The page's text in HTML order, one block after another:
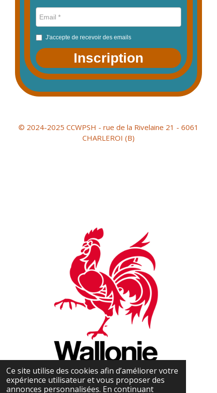
Ce site utilise des cookies afin d’améliorer votre
expérience utilisateur et vous proposer des
annonces personnalisées. En continuant
J'accepte de recevoir des emails
Inscription
© 2024-2025 CCWPSH - rue de la Rivelaine 21 - 6061
CHARLEROI (B)